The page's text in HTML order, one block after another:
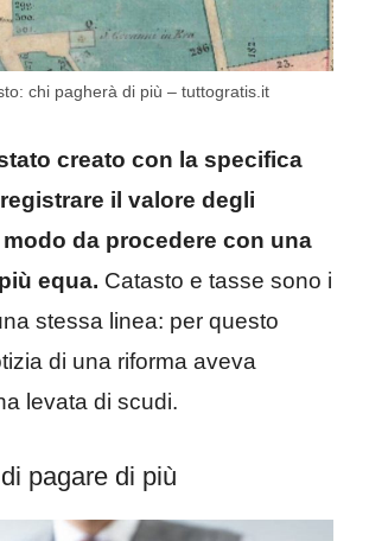
chi pagherà di più – tuttogratis.it
creato con la specifica
il valore degli
da procedere con una
equa. Catasto e tasse sono i
stessa linea: per questo
di una riforma aveva
levata di scudi.
pagare di più